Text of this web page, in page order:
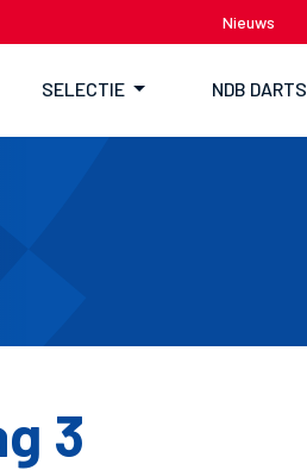
Nieuws
SELECTIE NDB DARTS
3